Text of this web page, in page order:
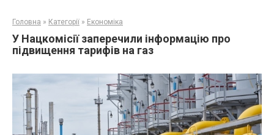
Головна » Категорії » Економіка
У Нацкомісії заперечили інформацію про
підвищення тарифів на газ